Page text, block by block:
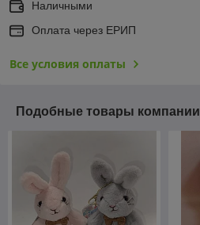
Наличными
Оплата через ЕРИП
Все условия оплаты
Подобные товары компании